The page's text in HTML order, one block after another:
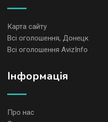
Карта сайту
Всі оголошення, Донецк
Всі оголошення AvizInfo
Iнформація
Про нас